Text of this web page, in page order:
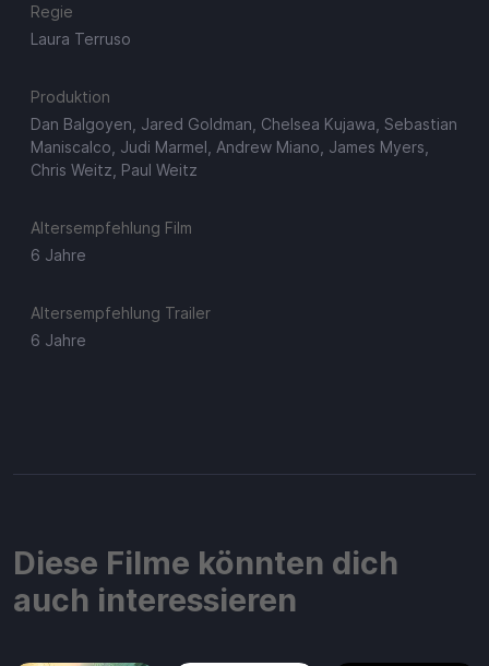
Regie
Laura Terruso
Produktion
Dan Balgoyen, Jared Goldman, Chelsea Kujawa, Sebastian
Maniscalco, Judi Marmel, Andrew Miano, James Myers,
Chris Weitz, Paul Weitz
Altersempfehlung Film
6 Jahre
Altersempfehlung Trailer
6 Jahre
Diese Filme könnten dich
auch interessieren